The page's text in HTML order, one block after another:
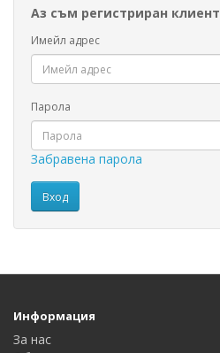
Аз съм регистриран клиент
Имейл адрес
Парола
Забравена парола
Информация
За нас